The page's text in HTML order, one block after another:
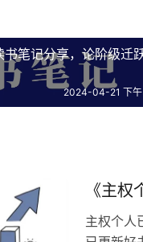
书笔记分享，论阶级迁
2024-04-21 下
《主
主权个人